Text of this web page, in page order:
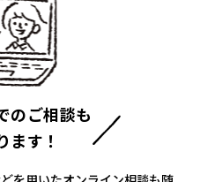
のご相談も
ます！